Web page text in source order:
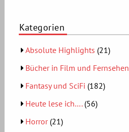
Kategorien
Absolute Highlights (21)
Bücher in Film und Fernsehen
Fantasy und SciFi (182)
Heute lese ich….(56)
Horror(21)